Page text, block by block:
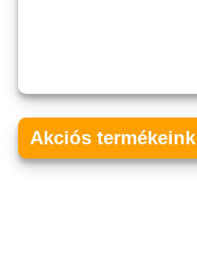
Akciós termékeink